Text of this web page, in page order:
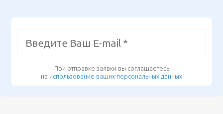
При отправке заявки вы соглашаетесь
на использование ваших персональных данных